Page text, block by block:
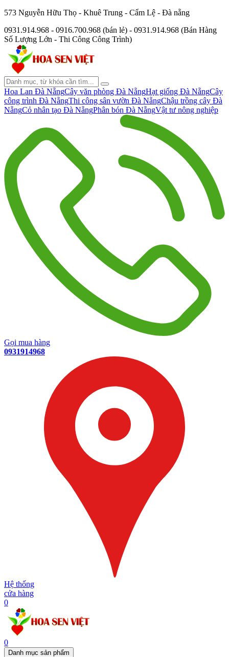
573 Nguyễn Hữu Thọ - Khuê Trung - Cẩm Lệ - Đà nẵng
0931.914.968 - 0916.700.968 (bán lẻ) - 0931.914.968 (Bán Hàng
Số Lượng Lớn - Thi Công Công Trình)
Hoa Lan Đà NẵngCây văn phòng Đà NẵngHạt giống Đà NẵngCây
công trình Đà NẵngThi công sân vườn Đà NẵngChậu trồng cây Đà
NẵngCỏ nhân tạo Đà NẵngPhân bón Đà NẵngVật tư nông nghiệp
Gọi mua hàng
0931914968
Hệ thống
cửa hàng
0
0
Danh mục sản phẩm